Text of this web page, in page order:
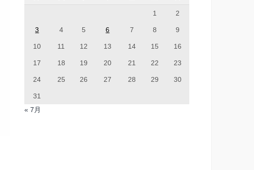
1 2
3 4 5 6 7 8 9
10 11 12 13 14 15 16
17 18 19 20 21 22 23
24 25 26 27 28 29 30
31
« 7月